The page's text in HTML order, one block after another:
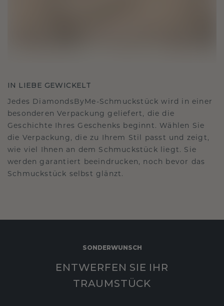
IN LIEBE GEWICKELT
Jedes DiamondsByMe-Schmuckstück wird in einer
besonderen Verpackung geliefert, die die
Geschichte Ihres Geschenks beginnt. Wählen Sie
die Verpackung, die zu Ihrem Stil passt und zeigt,
wie viel Ihnen an dem Schmuckstück liegt. Sie
werden garantiert beeindrucken, noch bevor das
Schmuckstück selbst glänzt.
SONDERWUNSCH
ENTWERFEN SIE IHR
TRAUMSTÜCK